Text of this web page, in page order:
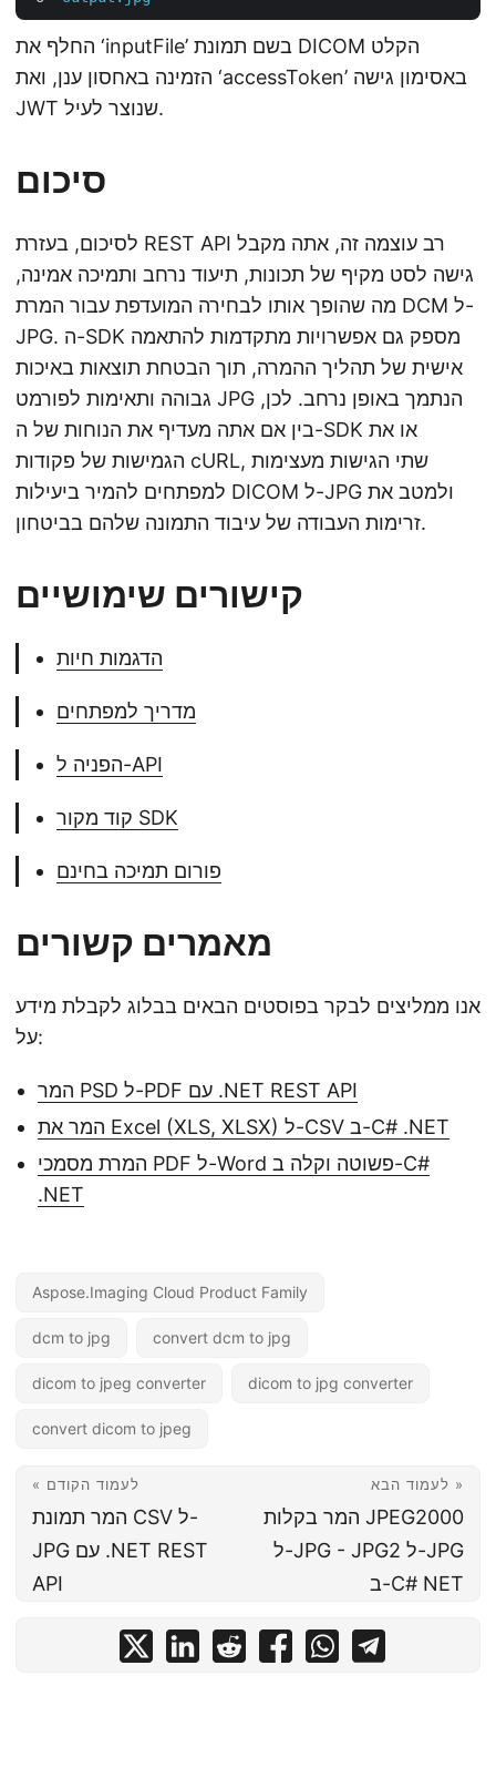
החלף את ‘inputFile’ בשם תמונת DICOM הקלט
הזמינה באחסון ענן, ואת ‘accessToken’ באסימון גישה
JWT שנוצר לעיל.
סיכום
לסיכום, בעזרת REST API רב עוצמה זה, אתה מקבל
גישה לסט מקיף של תכונות, תיעוד נרחב ותמיכה אמינה,
מה שהופך אותו לבחירה המועדפת עבור המרת DCM ל-
JPG. ה-SDK מספק גם אפשרויות מתקדמות להתאמה
אישית של תהליך ההמרה, תוך הבטחת תוצאות באיכות
גבוהה ותאימות לפורמט JPG הנתמך באופן נרחב. לכן,
בין אם אתה מעדיף את הנוחות של ה-SDK או את
הגמישות של פקודות cURL, שתי הגישות מעצימות
למפתחים להמיר ביעילות DICOM ל-JPG ולמטב את
זרימות העבודה של עיבוד התמונה שלהם בביטחון.
קישורים שימושיים
הדגמות חיות
מדריך למפתחים
הפניה ל-API
קוד מקור SDK
פורום תמיכה בחינם
מאמרים קשורים
אנו ממליצים לבקר בפוסטים הבאים בבלוג לקבלת מידע
על:
המר PSD ל-PDF עם .NET REST API
המר את Excel (XLS, XLSX) ל-CSV ב-C# .NET
המרת מסמכי PDF ל-Word פשוטה וקלה ב-C#
.NET
Aspose.Imaging Cloud Product Family
dcm to jpg convert dcm to jpg
dicom to jpeg converter dicom to jpg converter
convert dicom to jpeg
« לעמוד הקודם
המר תמונת CSV ל-
JPG עם .NET REST
API
לעמוד הבא »
המר בקלות JPEG2000
ל-JPG - JPG2 ל-JPG
ב-C# NET